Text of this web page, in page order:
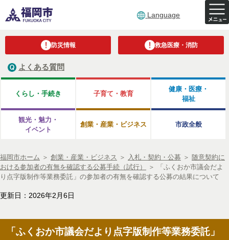
Language
防災情報 救急医療・消防
よくある質問
くらし・手続き 子育て・教育
健康・医療・
福祉
観光・魅力・
イベント
創業・産業・ビジネス 市政全般
福岡市ホーム ＞ 創業・産業・ビジネス ＞ 入札・契約・公募 ＞ 随意契約に
おける参加者の有無を確認する公募手続（試行）
＞
「ふくおか市議会だよ
り点字版制作等業務委託」の参加者の有無を確認する公募の結果について
更新日：2026年2月6日
「ふくおか市議会だより点字版制作等業務委託」